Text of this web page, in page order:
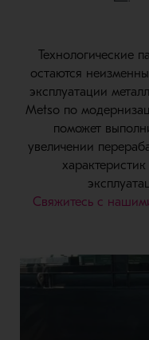
Технологические
остаются
эксплуатации
Metso по
поможет
увеличении
Свяжитесь с